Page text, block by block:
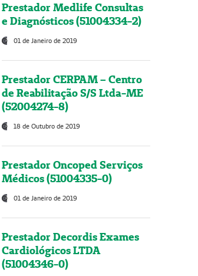
Prestador Medlife Consultas
e Diagnósticos (51004334-2)
01 de Janeiro de 2019
Prestador CERPAM – Centro
de Reabilitação S/S Ltda-ME
(52004274-8)
18 de Outubro de 2019
Prestador Oncoped Serviços
Médicos (51004335-0)
01 de Janeiro de 2019
Prestador Decordis Exames
Cardiológicos LTDA
(51004346-0)